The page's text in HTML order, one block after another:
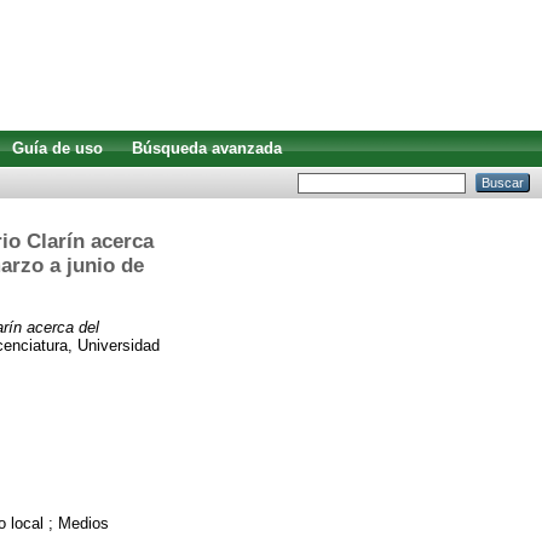
Guía de uso
Búsqueda avanzada
Clarín acerca
a junio de
acerca del
Universidad
local ; Medios